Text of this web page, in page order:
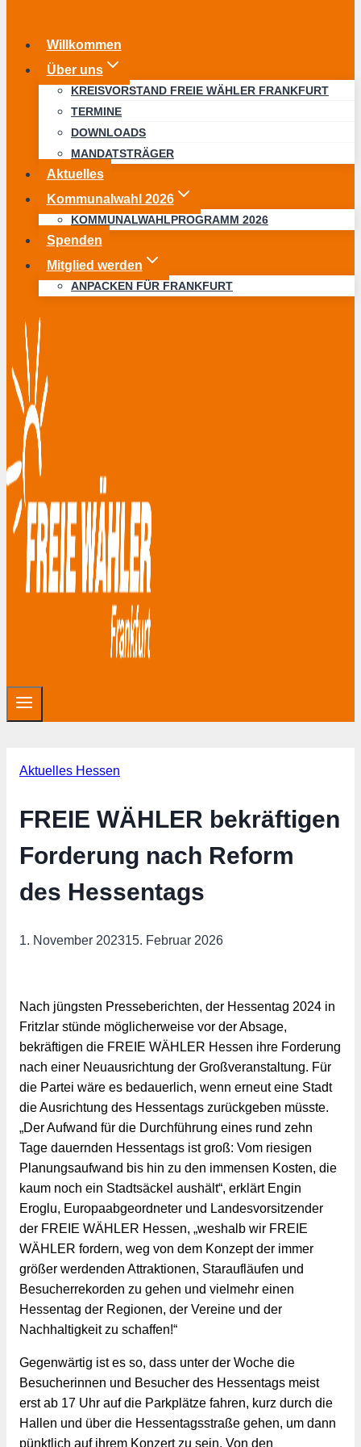
Willkommen
Über uns
KREISVORSTAND FREIE WÄHLER FRANKFURT
TERMINE
DOWNLOADS
MANDATSTRÄGER
Aktuelles
Kommunalwahl 2026
KOMMUNALWAHLPROGRAMM 2026
Spenden
Mitglied werden
ANPACKEN FÜR FRANKFURT
Aktuelles Hessen
FREIE WÄHLER bekräftigen
Forderung nach Reform
des Hessentags
1. November 202315. Februar 2026
Nach jüngsten Presseberichten, der Hessentag 2024 in
Fritzlar stünde möglicherweise vor der Absage,
bekräftigen die FREIE WÄHLER Hessen ihre Forderung
nach einer Neuausrichtung der Großveranstaltung. Für
die Partei wäre es bedauerlich, wenn erneut eine Stadt
die Ausrichtung des Hessentags zurückgeben müsste.
„Der Aufwand für die Durchführung eines rund zehn
Tage dauernden Hessentags ist groß: Vom riesigen
Planungsaufwand bis hin zu den immensen Kosten, die
kaum noch ein Stadtsäckel aushält“, erklärt Engin
Eroglu, Europaabgeordneter und Landesvorsitzender
der FREIE WÄHLER Hessen, „weshalb wir FREIE
WÄHLER fordern, weg von dem Konzept der immer
größer werdenden Attraktionen, Staraufläufen und
Besucherrekorden zu gehen und vielmehr einen
Hessentag der Regionen, der Vereine und der
Nachhaltigkeit zu schaffen!“
Gegenwärtig ist es so, dass unter der Woche die
Besucherinnen und Besucher des Hessentags meist
erst ab 17 Uhr auf die Parkplätze fahren, kurz durch die
Hallen und über die Hessentagsstraße gehen, um dann
pünktlich auf ihrem Konzert zu sein. Von den